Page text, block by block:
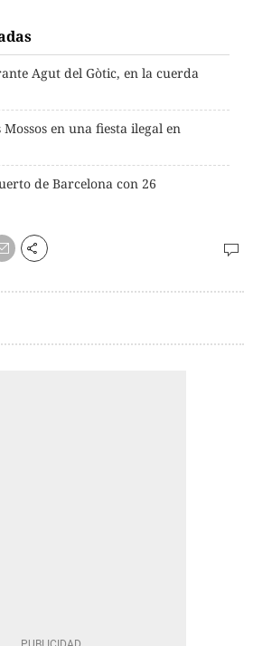
Agut del Gòtic, en la cuerda
en una fiesta ilegal en
de Barcelona con 26